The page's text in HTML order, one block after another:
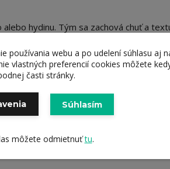
hydinu. Tým sa zachová chuť a
°C. Vysokokvalitná panvica z
dno panvice zaisťuje optimálny
sa postará o upratovanie, aby ste si
používania webu a po udelení súhlasu aj
vlastných preferencií cookies môžete
časti stránky.
Súhlasím
môžete odmietnuťtu.